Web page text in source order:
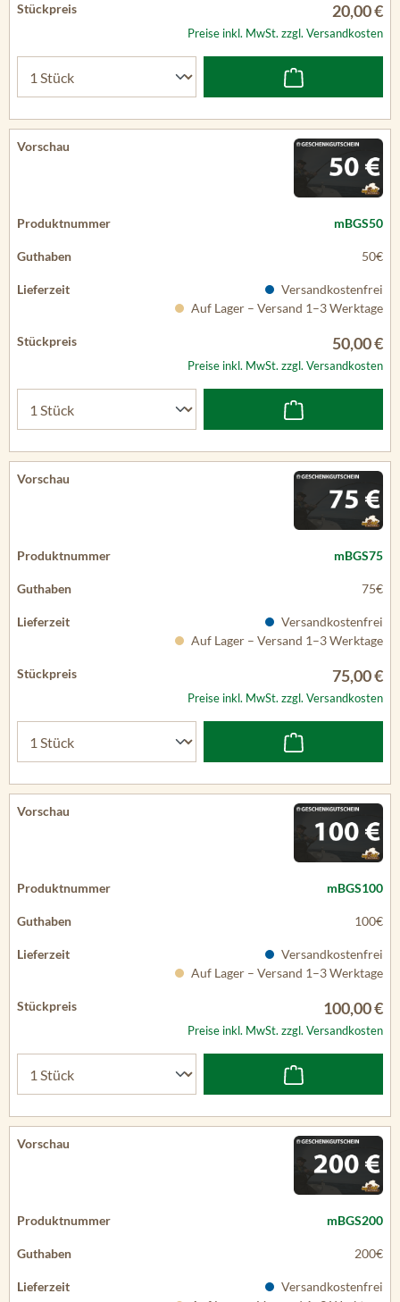
20,00 €
Preise inkl. MwSt. zzgl. Versandkosten
mBGS50
50€
Versandkostenfrei
Auf Lager – Versand 1–3 Werktage
50,00 €
Preise inkl. MwSt. zzgl. Versandkosten
mBGS75
75€
Versandkostenfrei
Auf Lager – Versand 1–3 Werktage
75,00 €
Preise inkl. MwSt. zzgl. Versandkosten
mBGS100
100€
Versandkostenfrei
Auf Lager – Versand 1–3 Werktage
100,00 €
Preise inkl. MwSt. zzgl. Versandkosten
mBGS200
200€
Versandkostenfrei